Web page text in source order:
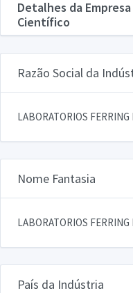
Detalhes da
Científico
Razão Social da
LABORATORIOS FERRING
Nome Fantasia
LABORATORIOS FERRING
País da Indústria